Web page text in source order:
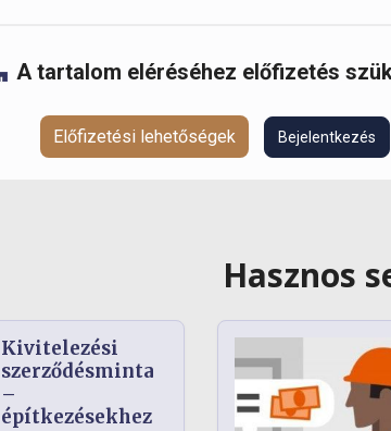
A tartalom eléréséhez előfizetés
Előfizetési lehetőségek Bejelentkezés
Hasznos
Kivitelezési
szerződésminta
–
építkezésekhez